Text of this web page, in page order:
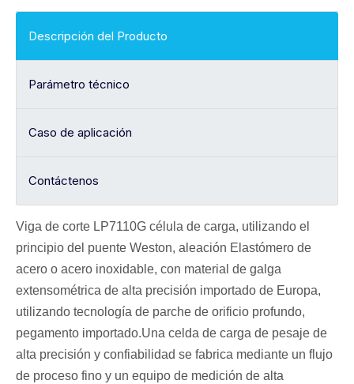
Descripción del Producto
Parámetro técnico
Caso de aplicación
Contáctenos
Viga de corte LP7110G célula de carga, utilizando el
principio del puente Weston, aleación Elastómero de
acero o acero inoxidable, con material de galga
extensométrica de alta precisión importado de Europa,
utilizando tecnología de parche de orificio profundo,
pegamento importado.Una celda de carga de pesaje de
alta precisión y confiabilidad se fabrica mediante un flujo
de proceso fino y un equipo de medición de alta